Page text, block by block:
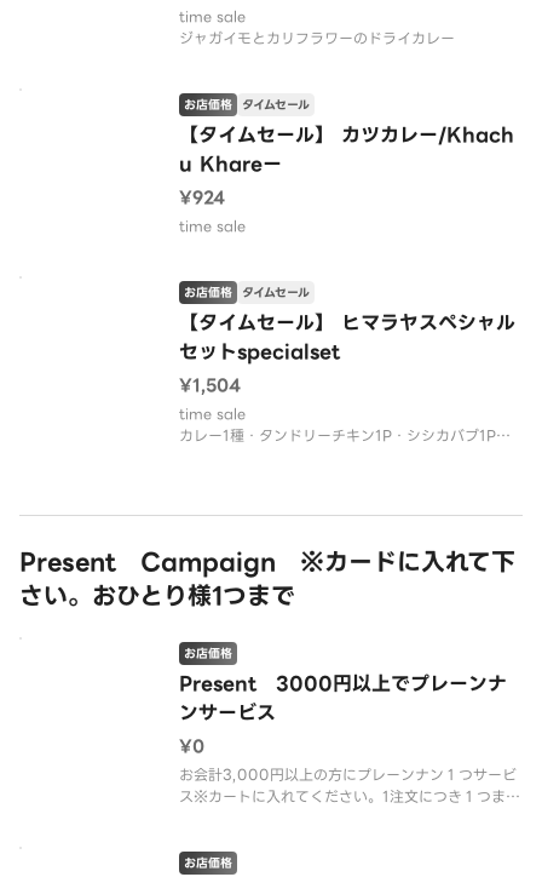
time sale
ジャガイモとカリフラワーのドライカレー
【タイムセール】 カツカレー/Khach
u Khareー
お店価格 タイムセール
¥924
【タイムセール】 ヒマラヤスペシャル
セットspecialset
お店価格 タイムセール
¥1,504
time sale
カレー1種・タンドリーチキン1P・シシカバブ1P・
Present Campaign ※カードに入れて下
さい。おひとり様1つまで
Present 3000円以上でプレーンナ
ンサービス
お店価格
¥0
お会計3,000円以上の方にプレーンナン１つサービ
ス※カートに入れてください。1注文につき１つま
お店価格